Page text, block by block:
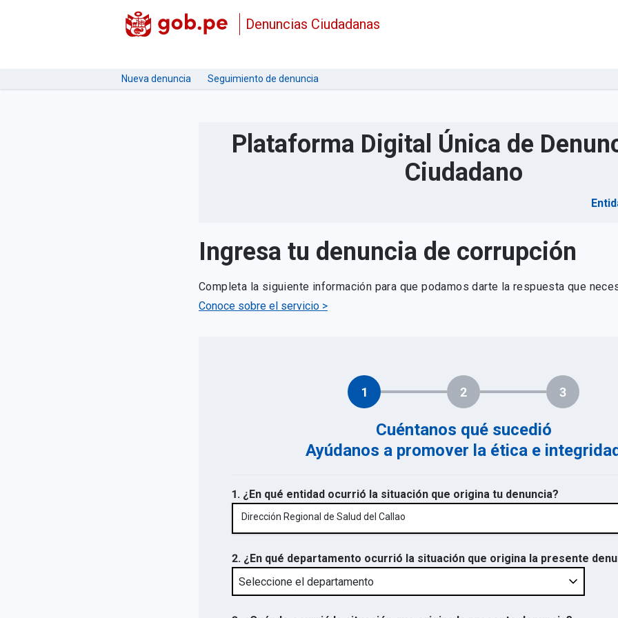
Denuncias Ciudadanas
Nueva denuncia Seguimiento de denuncia
Plataforma Digital Única de
Ciudadano
Ingresa tu denuncia de corrupción
Completa la siguiente información para que podamos darte la respuesta que
Conoce sobre el servicio >
1 2 3
Cuéntanos qué sucedió
Ayúdanos a promover la ética e integridad
1. ¿En qué entidad ocurrió la situación que origina tu denuncia?
Dirección Regional de Salud del Callao
2. ¿En qué departamento ocurrió la situación que origina la presente